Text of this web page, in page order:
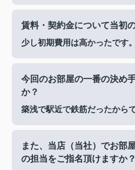
賃料・契約金について当初
少し初期費用は高かったです。
今回のお部屋の一番の決め
か？
築浅で駅近で鉄筋だったからで
また、当店（当社）でお部
の担当をご指名頂けますか？